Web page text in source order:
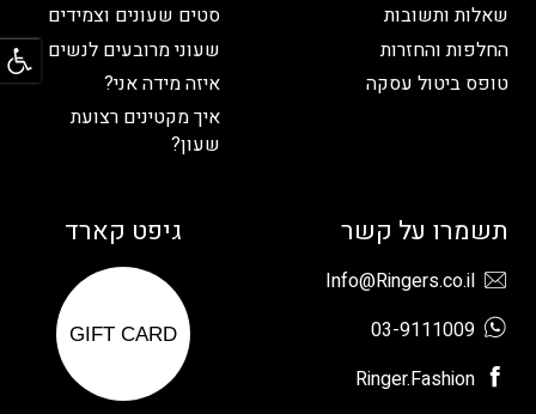
שאלות ותשובות
החלפות והחזרות
טופס ביטול עסקה
סטים שעונים וצמידים
שעוני מרובעים לנשים
איזה מידה אני?
איך מקטינים רצועת
שעון?
תשמרו על קשר
Info@Ringers.co.il
03-9111009
Ringer.Fashion
גיפט קארד
GIFT CARD